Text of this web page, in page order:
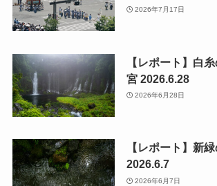
2026年7月17日
【レポート】白
宮 2026.6.28
2026年6月28日
【レポート】新
2026.6.7
2026年6月7日